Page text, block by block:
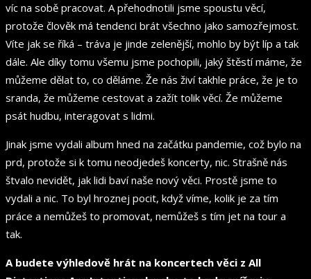
víc na sobě pracovat. A přehodnotili jsme spoustu věcí,
protože člověk má tendenci brát všechno jako samozřejmost.
Víte jak se říká – tráva je jinde zelenější, mohlo by být líp a tak
dále. Ale díky tomu všemu jsme pochopili, jaký štěstí máme, že
můžeme dělat to, co děláme. Že nás živí takhle práce, že je to
sranda, že můžeme cestovat a zažít tolik věcí. Že můžeme
psát hudbu, interagovat s lidmi.
Jinak jsme vydali album hned na začátku pandemie, což bylo na
prd, protože si k tomu neodjedeš koncerty, nic. Strašně nás
štvalo nevidět, jak lidi baví naše nový věci. Prostě jsme to
vydali a nic. To byl hroznej pocit, když víme, kolik je za tím
práce a nemůžeš to promovat, nemůžeš s tím jet na tour a
tak.
A budete výhledově hrát na koncertech věci z All